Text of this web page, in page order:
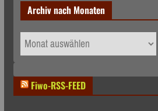
Archiv nach Monaten
Archiv
nach
Fiwo-RSS-FEED